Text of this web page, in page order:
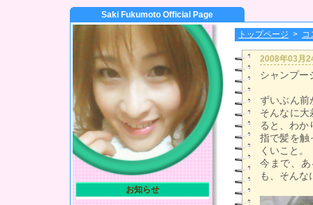
Saki Fukumoto Official Page
トップページ > コ
2008年03月
シャンプー
ずいぶん前
そんなに大
ると、わか
指で髪を触
くいこと。
今まで、
も、そんな
お知らせ